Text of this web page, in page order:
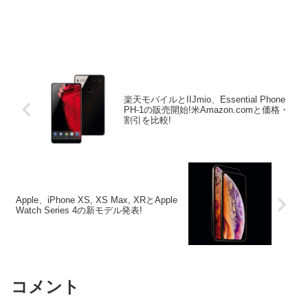
楽天モバイルとIIJmio、Essential Phone
PH-1の販売開始!米Amazon.comと価格・
割引を比較!
Apple、iPhone XS, XS Max, XRとApple
Watch Series 4の新モデル発表!
コメント